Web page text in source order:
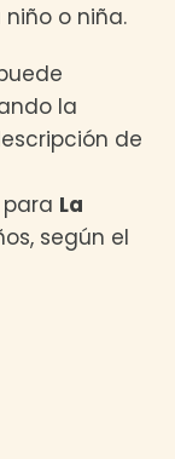
o niña.
la
de
La
según el